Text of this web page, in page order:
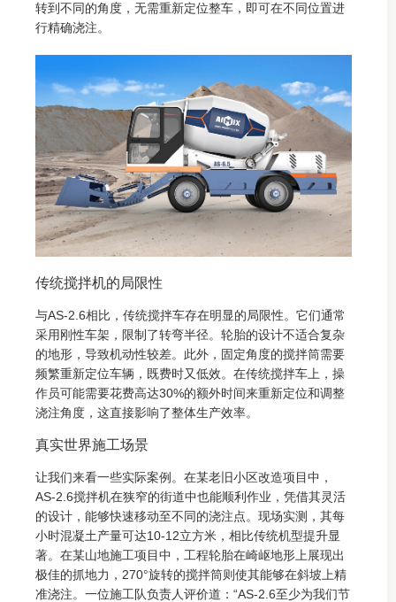
转到不同的角度，无需重新定位整车，即可在不同位置进
行精确浇注。
传统搅拌机的局限性
与AS-2.6相比，传统搅拌车存在明显的局限性。它们通常
采用刚性车架，限制了转弯半径。轮胎的设计不适合复杂
的地形，导致机动性较差。此外，固定角度的搅拌筒需要
频繁重新定位车辆，既费时又低效。在传统搅拌车上，操
作员可能需要花费高达30%的额外时间来重新定位和调整
浇注角度，这直接影响了整体生产效率。
真实世界施工场景
让我们来看一些实际案例。在某老旧小区改造项目中，
AS-2.6搅拌机在狭窄的街道中也能顺利作业，凭借其灵活
的设计，能够快速移动至不同的浇注点。现场实测，其每
小时混凝土产量可达10-12立方米，相比传统机型提升显
著。在某山地施工项目中，工程轮胎在崎岖地形上展现出
极佳的抓地力，270°旋转的搅拌筒则使其能够在斜坡上精
准浇注。一位施工队负责人评价道：“AS-2.6至少为我们节